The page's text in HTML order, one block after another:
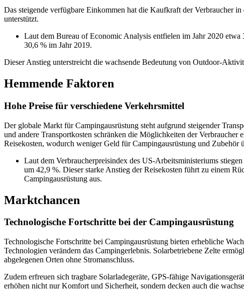
Das steigende verfügbare Einkommen hat die Kaufkraft der Verbraucher
unterstützt.
Laut dem Bureau of Economic Analysis entfielen im Jahr 2020
30,6 % im Jahr 2019.
Dieser Anstieg unterstreicht die wachsende Bedeutung von Outdoor-
Hemmende Faktoren
Hohe Preise für verschiedene Verkehrsmittel
Der globale Markt für Campingausrüstung steht aufgrund steigender
und andere Transportkosten schränken die Möglichkeiten der
Reisekosten, wodurch weniger Geld für Campingausrüstung und Zubehör
Laut dem Verbraucherpreisindex des US-Arbeitsministeriums
um 42,9 %. Dieser starke Anstieg der Reisekosten führt zu einem
Campingausrüstung aus.
Marktchancen
Technologische Fortschritte bei der Campingausrüstung
Technologische Fortschritte bei Campingausrüstung bieten erhebliche
Technologien verändern das Campingerlebnis. Solarbetriebene Zelte
abgelegenen Orten ohne Stromanschluss.
Zudem erfreuen sich tragbare Solarladegeräte, GPS-fähige
erhöhen nicht nur Komfort und Sicherheit, sondern decken auch die